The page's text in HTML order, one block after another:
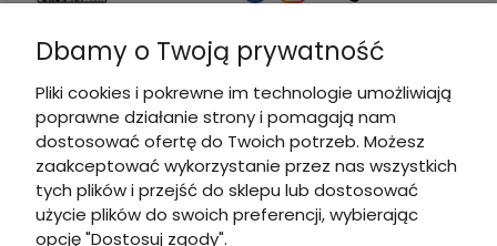
Kontakt
Informacje
Płatności i dostawa
Dbamy o Twoją prywatność
Pliki cookies i pokrewne im technologie umożliwiają
poprawne działanie strony i pomagają nam
dostosować ofertę do Twoich potrzeb. Możesz
zaakceptować wykorzystanie przez nas wszystkich
tych plików i przejść do sklepu lub dostosować
użycie plików do swoich preferencji, wybierając
opcję "Dostosuj zgody".